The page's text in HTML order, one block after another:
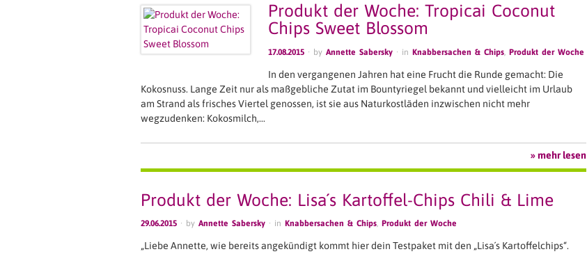
Produkt der Woche: Tropicai Coconut
Chips Sweet Blossom
17.08.2015 · by Annette Sabersky · in Knabbersachen & Chips Produkt der Woche
In den vergangenen Jahren hat eine Frucht die Runde gemacht: Die
Kokosnuss. Lange Zeit nur als maßgebliche Zutat im Bountyriegel bekannt und vielleicht im Urlaub
am Strand als frisches Viertel genossen, ist sie aus Naturkostläden inzwischen nicht mehr
wegzudenken: Kokosmilch,…
» mehr lesen
Produkt der Woche: Lisa´s Kartoffel-Chips Chili & Lime
29.06.2015 · by Annette Sabersky · in Knabbersachen & Chips, Produkt der Woche
„Liebe Annette, wie bereits angekündigt kommt hier dein Testpaket mit den „Lisa´s Kartoffelchips“.